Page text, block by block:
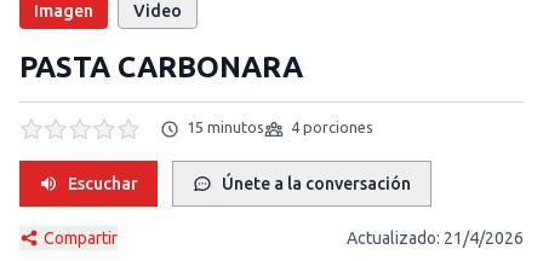
Imagen Video
PASTA CARBONARA
15 minutos 4 porciones
Escuchar Únete a la conversación
Compartir Actualizado: 21/4/2026